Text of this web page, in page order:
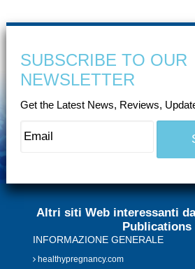
SUBSCRIBE TO OUR
NEWSLETTER
Get the Latest News, Reviews,
Altri siti Web interessanti
Publications
INFORMAZIONE GENERALE
healthypregnancy.com